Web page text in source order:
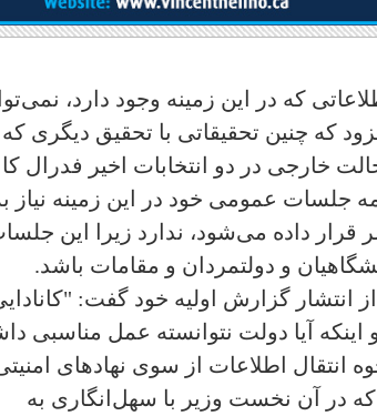
که در این زمینه وجود دارد،
که چنین تحقیقاتی با تحقیق دیگری که
خارجی در دو انتخابات اخیر فدرال
جلسات عمومی خود در این زمینه نیاز
قرار داده می‌شود، ندارد زیرا این
و دولتمردان و مقامات باشد.
گزارش اولیه خود گفت:
آیا دولت نتوانسته عمل مناسبی
اطلاعات از سوی نهادهای
در آن نخست وزیر با سهل‌انگاری به